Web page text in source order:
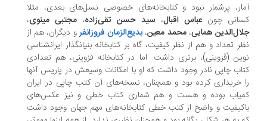
پرشمار نبود و کتابخانه‌های خصوصی نسل‌های بعدی، مثلا
چون عباس اقبال،سید حسن تقی‌زاده،مجتبی مینوی
همایی ،محمد معین، بدیع‌الزمان فروزانفرو دیگران، هم از
تعداد و هم از نظر کیفیت، گاه بر کتابخانه بنیانگذار ایرانشناسی
(قزوینی)، برتری داشت. اما در کتابخانه قزوینی، هم تعدادی
چاپی نادر وجود داشت که او با امکانات وسیعش در پاریس آنها
خریداری کرده بود و همچنان، نسخه‌های آن کتب چاپی در ایران
بوده و هست و هم شماری کتاب خطی و نیز عکس‌های
و واضح از کتب خطی کتابخانه‌های مهم جهان وجود داشت